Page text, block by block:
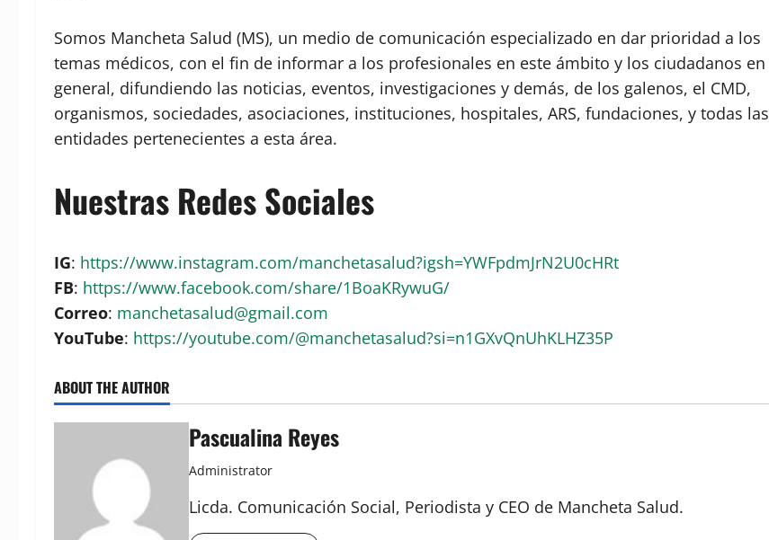
Somos Mancheta Salud (MS), un medio de comunicación especializado en dar prioridad a los
temas médicos, con el fin de informar a los profesionales en este ámbito y los ciudadanos en
general, difundiendo las noticias, eventos, investigaciones y demás, de los galenos, el CMD,
organismos, sociedades, asociaciones, instituciones, hospitales, ARS, fundaciones, y todas las
entidades pertenecientes a esta área.
Nuestras Redes Sociales
IG: https://www.instagram.com/manchetasalud?igsh=YWFpdmJrN2U0cHRt
FB: https://www.facebook.com/share/1BoaKRywuG/
Correo: manchetasalud@gmail.com
YouTube: https://youtube.com/@manchetasalud?si=n1GXvQnUhKLHZ35P
ABOUT THE AUTHOR
Pascualina Reyes
Administrator
Licda. Comunicación Social, Periodista y CEO de Mancheta Salud.